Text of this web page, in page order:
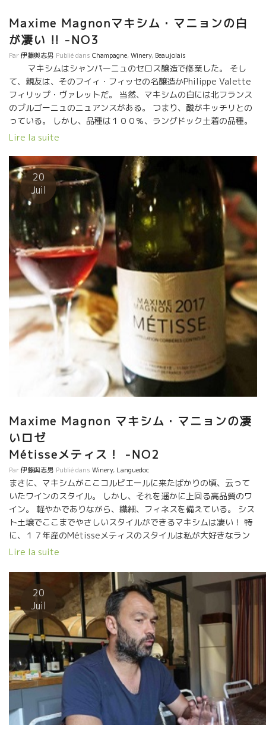
カトに集まって自分達のワインが揃っている浜辺ビストロPoulpe
プルプにやって来た。 こんな海の家のようなところで、自然派ワ
インが飲めるようになったとは嬉しい限りだ。 自然派ワインもよ
く浸透したものだ、と思う。 ルシオン地方のCh-Lagairreシャト
ー・ラゲールがあったのが嬉しかった。 シリルのRouge Gorges
ルージュ・ゴルジュの繊細さが素晴らしい。 マキシム・マニョン
のMetisse17メティスは別格に美味しい。 一人で来て
も、ただ海を見ながら何時間でも美味しいワインを飲んでいられ
ることろだ。 いいところを教えてもらった。 皆、毎日、山の中で
畑作業をしている。時々は、気の合った仲間たちとこんな息抜き
Maxime Magnonマキシム・マニョンの白
が凄い !! -NO3
Par伊藤與志男 Publié dans Champagne,Winery, Beaujolais
マキシムはシャンパーニュのセロス醸造で修業した。 そし
て、親友は、そのフイィ・フィッセの名醸造かPhilippe Valette
フィリップ・ヴァレットだ。 当然、マキシムの白には北フランス
のブルゴーニュのニュアンスがある。 つまり、酸がキッチリとの
っている。 しかし、品種は１００％、ラングドック土着の品種。
グルナッシュ・グリが主体でわずかにマカブ品種が入っている。
る。 シストからはスカットしたミネラル感、石灰土壌からは潮っ
ぽさと昆布ダシっぽい旨味が醸されている。 和食にはピッタリの
相性だろう。 フードルと呼ばれる大樽で熟成。 先日、私は生ガ
キと魚介類パスタに合わせました。ウーン、最高でした。
Lire la suite
20
Juil
Maxime Magnon マキシム・マニョンの凄
いロゼ
Métisseメティス！ -NO2
Par伊藤與志男 Publié dans Winery, Languedoc
まさに、マキシムがここコルビエールに来たばかりの頃、云って
いたワインのスタイル。 しかし、それを遥かに上回る高品質のワ
イン。 軽やかでありながら、繊細、フィネスを備えている。 シス
ト土壌でここまでやさしいスタイルができるマキシムは凄い！ 特
に、１７年産のMétisseメティスのスタイルは私が大好きなラン
グロールのタッチに似ている。 まだ、瓶詰してそれほど時間が経
ュ・ノワール５０％、サンソー３０％、カリニャン２０％ ６日間
のマセラッション。 マキシムはロゼと呼んでるけど、ほぼ薄い赤
という色合いのロゼ。 な・なんという液体なのだろう。 全く、何
の抵抗もなくスーット体に溶け込んでいってしまう。 . 当然、まだ
日本には入っていない。 見たらすぐ飲むべしワインです！！
Lire la suite
20
Juil